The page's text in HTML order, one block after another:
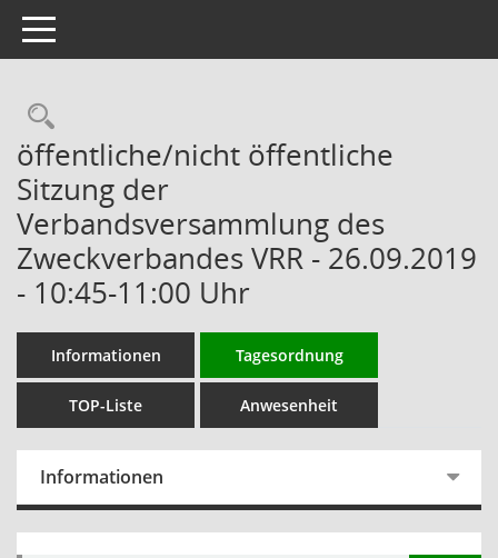
Toggle navigation
Rechercheauswahl
öffentliche/nicht öffentliche
Sitzung der
Verbandsversammlung des
Zweckverbandes VRR - 26.09.2019
- 10:45-11:00 Uhr
Informationen Tagesordnung
TOP-Liste Anwesenheit
Informationen